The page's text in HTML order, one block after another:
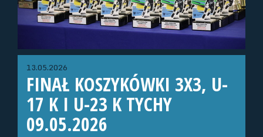
13.05.2026
FINAŁ KOSZYKÓWKI 3X3, U-
17 K I U-23 K TYCHY
09.05.2026